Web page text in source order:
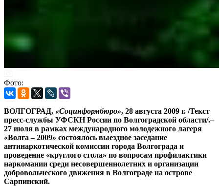
Фото:
ВОЛГОГРАД, «Социнформбюро», 28 августа 2009 г. /Текст
пресс-службы УФСКН России по Волгоградской области/.–
27 июля в рамках международного молодежного лагеря
«Волга – 2009» состоялось выездное заседание
антинаркотической комиссии города Волгограда и
проведение «круглого стола» по вопросам профилактики
наркомании среди несовершеннолетних и организации
добровольческого движения в Волгограде на острове
Сарпинский.